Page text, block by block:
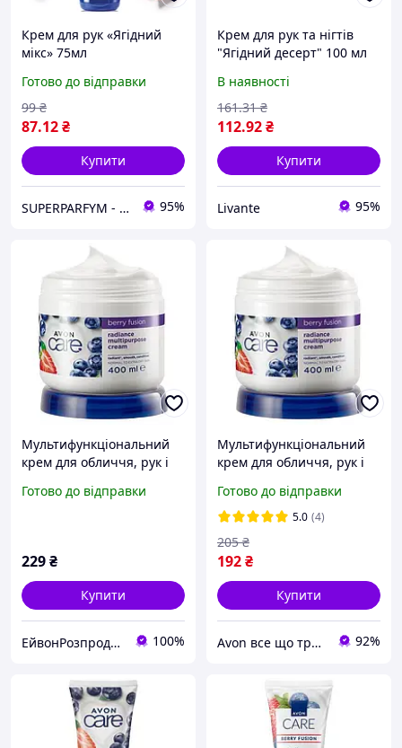
Крем для рук «Ягідний
мікс» 75мл
Готово до відправки
87.12₴
99 ₴
Купити
SUPERPARFYM - Парфуми і косметика 95%
Крем для рук та нігтів
"Ягідний десерт" 100 мл
В наявності
112.92₴
161.31 ₴
Купити
Livante 95%
Мультифункціональний
крем для обличчя, рук і
Готово до відправки
229₴
Купити
ЕйвонРозпродаж 100%
Мультифункціональний
крем для обличчя, рук і
AVON CARE
Готово до відправки
5.0 (4)
192₴
205 ₴
Купити
Avon все що треба та навіть більше від Анни 92%